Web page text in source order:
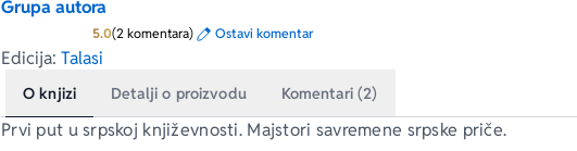
Grupa autora
5.0Prosecna ocena je 5.0 od 5
(2 komentara) Ostavi komentar
Edicija: Talasi
O knjizi Detalji o proizvodu Komentari (2)
Prvi put u srpskoj književnosti. Majstori savremene srpske priče.